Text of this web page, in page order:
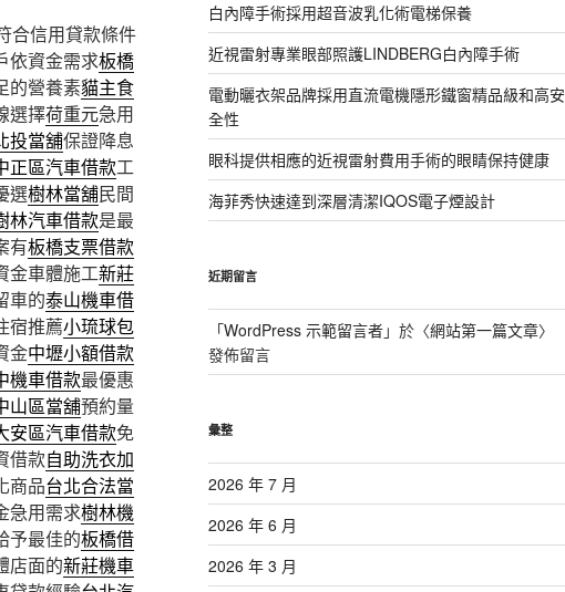
合信用貸款條件
依資金需求板橋
的營養素貓主食
選擇荷重元急用
投當舖保證降息
正區汽車借款工
選樹林當舖民間
林汽車借款是最
有板橋支票借款
金車體施工新莊
車的泰山機車借
宿推薦小琉球包
金中壢小額借款
機車借款最優惠
山區當舖預約量
安區汽車借款免
借款自助洗衣加
商品台北合法當
急用需求樹林機
予最佳的板橋借
店面的新莊機車
白內障手術採用超音波乳化術電梯保養
近視雷射專業眼部照護LINDBERG白內障手術
電動曬衣架品牌採用直流電機隱形鐵窗精品級和高安
全性
眼科提供相應的近視雷射費用手術的眼睛保持健康
海菲秀快速達到深層清潔IQOS電子煙設計
近期留言
「WordPress 示範留言者」於〈網站第一篇文章〉
發佈留言
彙整
2026 年 7 月
2026 年 6 月
2026 年 3 月